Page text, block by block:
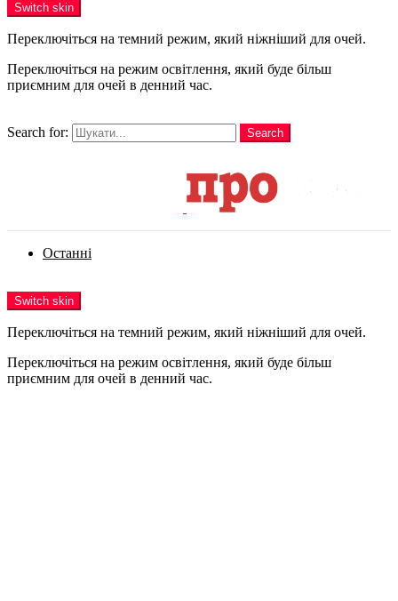
Switch skin
Переключіться на темний режим, який ніжніший для очей.
Переключіться на режим освітлення, який буде більш
приємним для очей в денний час.
Search for:
Search
Останні
Switch skin
Переключіться на темний режим, який ніжніший для очей.
Переключіться на режим освітлення, який буде більш
приємним для очей в денний час.